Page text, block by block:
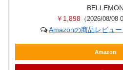
￥1,898 （2026/08/08
Amazonの商品レビュ
Amazon